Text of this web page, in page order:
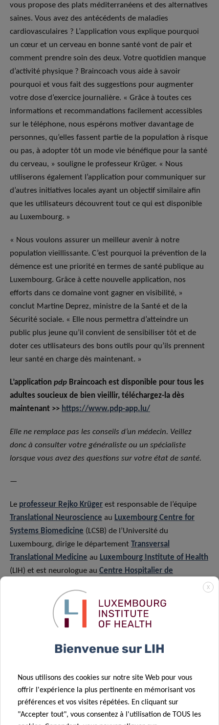
vous propose des plats méditerranéens et des alternatives
saines. Vous avez des antécédents de maladies
cardiovasculaires ? L’application vous explique pourquoi
un cœur et un cerveau en bonne santé vont de pair et
comment prendre soin des deux. Votre quotidien manque
d’activité physique ? Braincoach vous aide à savoir
pourquoi et vous fait des suggestions pour augmenter
votre dose d’exercice journalière. « Grâce à toutes ces
informations et recommandations facilement accessibles
sur le téléphone, nous espérons motiver davantage de
personnes, qu’elles fassent partie de la population à risque
ou pas, à adopter tôt un mode vie bénéfique pour la santé
du cerveau, » souligne le professeur Krüger. « Nous
utiliserons également l’application pour communiquer sur
d’autres initiatives locales ayant un objectif similaire afin
que les utilisateurs découvrent tout ce qui est disponible
au Luxembourg. »
« Nous voulons assurer un meilleur avenir à notre
population vieillissante. C’est pourquoi la prévention de la
démence est une priorité en termes de santé publique au
Luxembourg. Grâce à cette nouvelle application, nos
efforts dans ce domaine vont gagner en visibilité, »
conclut Martine Deprez, ministre de la Santé et de la
Sécurité sociale. « Elle nous permettra d’atteindre un
public plus jeune qu’il convient de sensibiliser tôt et de
doter ces utilisateurs des bons outils pour qu’ils prennent
leur santé en charge dès maintenant. »
L’application pdp Braincoach est disponible pour tous les
adultes soucieux de bien vieillir, téléchargez-la dès
maintenant >> https://www.pdp-app.lu/
Elle ne remplace pas les conseils d’un médecin. Veillez
donc à consulter votre généraliste ou un spécialiste
lorsque vous avez des questions sur votre état de santé.
—
Le professeur Rejko Krüger est responsable de l’équipe
Translational Neuroscience au Luxembourg Centre for
Systems Biomedicine (LCSB) de l’Université du
Luxembourg, dirige le département Transversal
Translational Medicine au Luxembourg Institute of Health
(LIH) et est neurologue au Centre Hospitalier de
A propos du Luxembourg Institute of Health: Research
dedicated to life
Le Luxembourg Institute of Health (LIH) est un
une référence de premier plan en Europe pour la
traduction de l’excellence scientifique en avantages
significatifs pour les patients.
X
Bienvenue sur LIH
Nous utilisons des cookies sur notre site Web pour vous
offrir l'expérience la plus pertinente en mémorisant vos
préférences et vos visites répétées. En cliquant sur
"Accepter tout", vous consentez à l'utilisation de TOUS les